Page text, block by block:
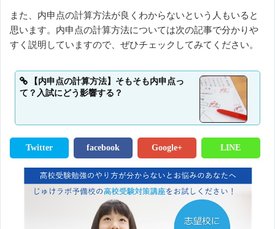
また、内申点の計算方法が良くわからないという人もいると
思います。内申点の計算方法については次の記事で分かりや
すく説明していますので、ぜひチェックしてみてください。
【内申点の計算方法】そもそも内申点っ
て？入試にどう影響する？
Twitter facebook Google+ LINE